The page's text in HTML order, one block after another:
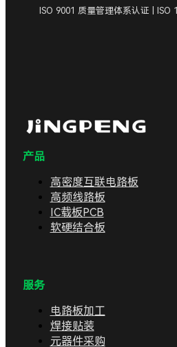
ISO 9001 质量管理体系认证 |
产品
高密度互联电路板
高频线路板
IC载板PCB
软硬结合板
服务
电路板加工
焊接贴装
元器件采购